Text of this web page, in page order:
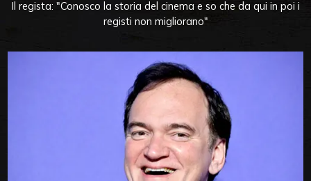
Il regista: "Conosco la storia del cinema e so che da qui in poi i
registi non migliorano"